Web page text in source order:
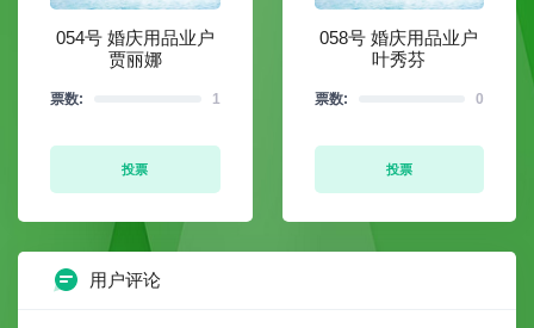
054号 婚庆用品业户
贾丽娜
票数: 1
投票
058号 婚庆用品业户
叶秀芬
票数: 0
投票
用户评论